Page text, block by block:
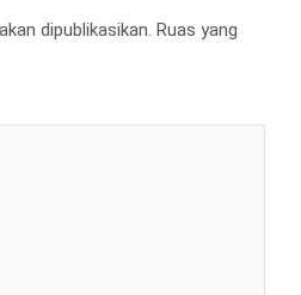
dipublikasikan. Ruas yang